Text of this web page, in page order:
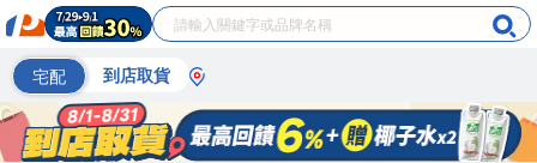
宅配 到店取貨